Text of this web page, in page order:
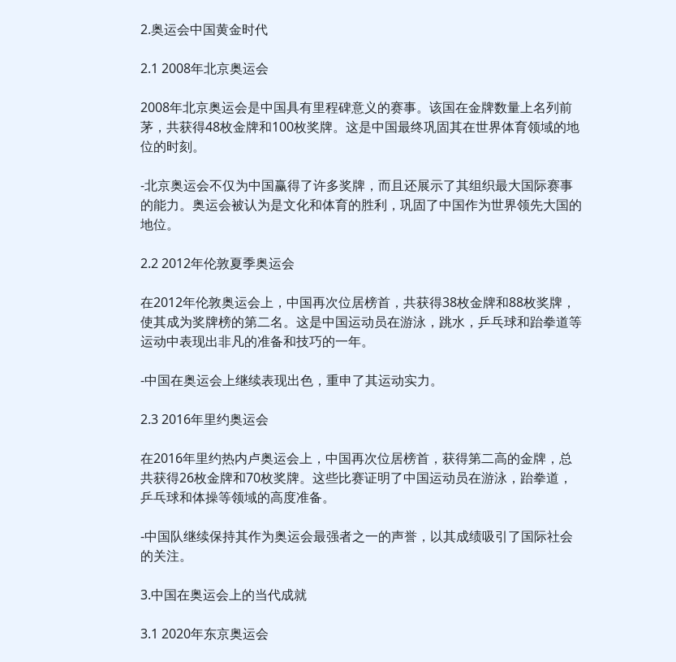
2.奥运会中国黄金时代
2.1 2008年北京奥运会
2008年北京奥运会是中国具有里程碑意义的赛事。该国在金牌数量上名列前
茅，共获得48枚金牌和100枚奖牌。这是中国最终巩固其在世界体育领域的地
位的时刻。
-北京奥运会不仅为中国赢得了许多奖牌，而且还展示了其组织最大国际赛事
的能力。奥运会被认为是文化和体育的胜利，巩固了中国作为世界领先大国的
地位。
2.2 2012年伦敦夏季奥运会
在2012年伦敦奥运会上，中国再次位居榜首，共获得38枚金牌和88枚奖牌，
使其成为奖牌榜的第二名。这是中国运动员在游泳，跳水，乒乓球和跆拳道等
运动中表现出非凡的准备和技巧的一年。
-中国在奥运会上继续表现出色，重申了其运动实力。
2.3 2016年里约奥运会
在2016年里约热内卢奥运会上，中国再次位居榜首，获得第二高的金牌，总
共获得26枚金牌和70枚奖牌。这些比赛证明了中国运动员在游泳，跆拳道，
乒乓球和体操等领域的高度准备。
-中国队继续保持其作为奥运会最强者之一的声誉，以其成绩吸引了国际社会
的关注。
3.中国在奥运会上的当代成就
3.1 2020年东京奥运会